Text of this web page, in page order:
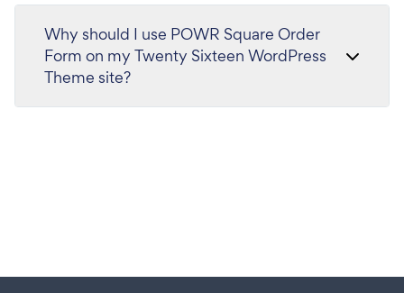
Why should I use POWR Square Order
Form on my Twenty Sixteen WordPress
Theme site?